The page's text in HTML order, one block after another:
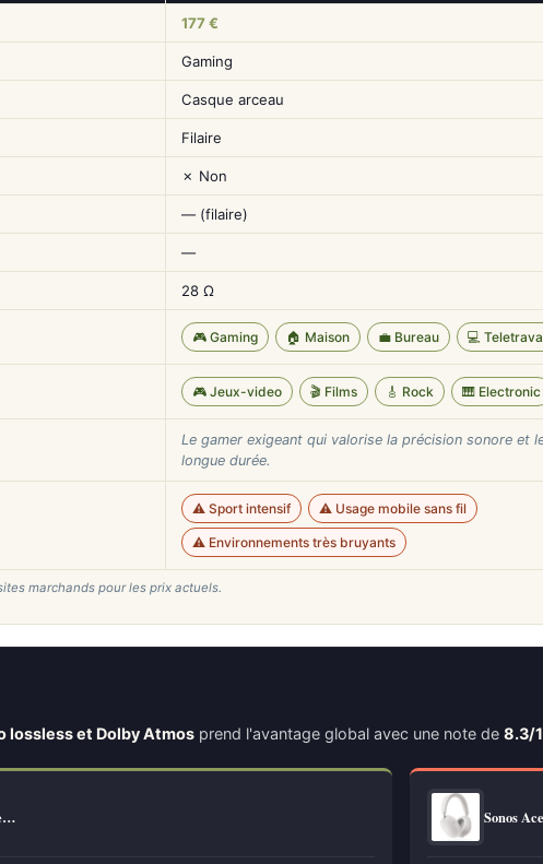
177 €
Gaming
Casque arceau
Filaire
✗ Non
— (filaire)
—
28 Ω
🎮 Gaming 🏠 Maison 💼 Bureau 💻
🎮 Jeux-video 🎬 Films 🎸 Rock 🎹 Electronic
Le gamer exigeant qui valorise la précision sonore et
longue durée.
⚠️ Sport intensif ⚠️ Usage mobile sans fil
⚠️ Environnements très bruyants
marchands pour les prix actuels.
lossless et Dolby Atmos prend l'avantage global avec une note de 8.3/
Sonos